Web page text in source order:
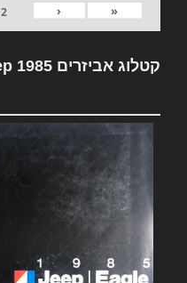
«
‹
2
קטלוג אביזרים Jeep 1985